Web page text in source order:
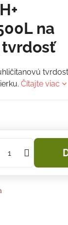
na
Čítajte viac